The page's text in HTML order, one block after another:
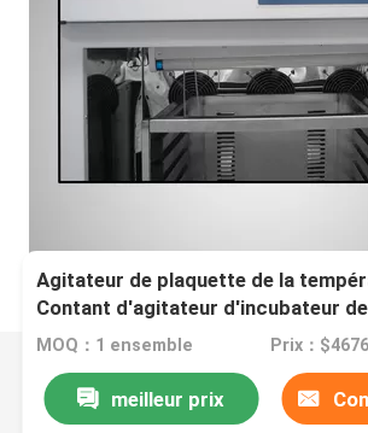
Agitateur de plaquette de la
Contant d'agitateur d'incubateur
15C médical
MOQ：1 ensemble Prix：
meilleur prix